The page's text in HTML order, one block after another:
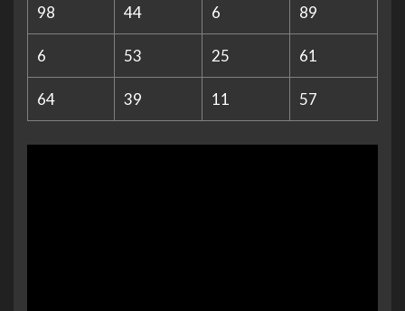
98 44 6 89
6 53 25 61
64 39 11 57